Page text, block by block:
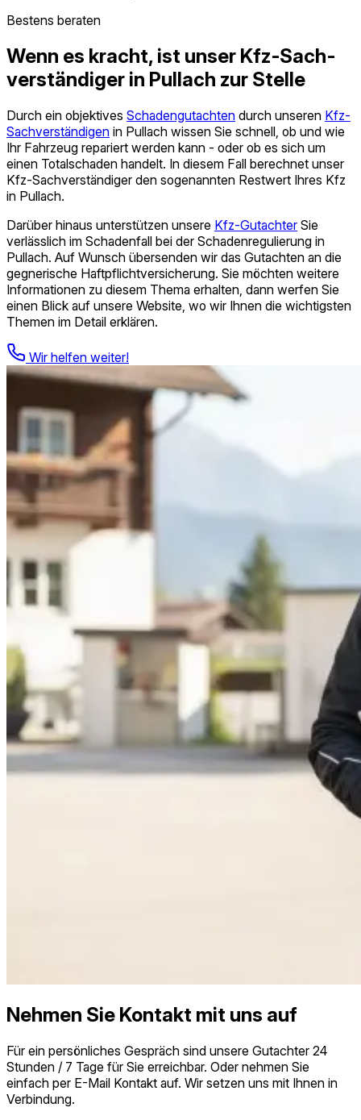
Bestens beraten
Wenn es kracht, ist unser Kfz‑Sach­
verständiger in Pullach zur Stelle
Durch ein objektives Schadengutachten durch unseren Kfz-
Sach­verständigen in Pullach wissen Sie schnell, ob und wie
Ihr Fahrzeug repariert werden kann - oder ob es sich um
einen Totalschaden handelt. In diesem Fall berechnet unser
Kfz‑Sach­verständiger den sogenannten Restwert Ihres Kfz
in Pullach.
Darüber hinaus unterstützen unsere Kfz-Gutachter Sie
verlässlich im Schadenfall bei der Schadenregulierung in
Pullach. Auf Wunsch übersenden wir das Gutachten an die
gegnerische Haftpflicht­versicherung. Sie möchten weitere
Informationen zu diesem Thema erhalten, dann werfen Sie
einen Blick auf unsere Website, wo wir Ihnen die wichtigsten
Themen im Detail erklären.
Wir helfen weiter!
Nehmen Sie Kontakt mit uns auf
Für ein persönliches Gespräch sind unsere Gutachter 24
Stunden / 7 Tage für Sie erreichbar. Oder nehmen Sie
einfach per E-Mail Kontakt auf. Wir setzen uns mit Ihnen in
Verbindung.